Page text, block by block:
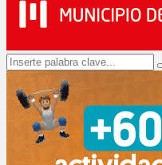
Search
for: